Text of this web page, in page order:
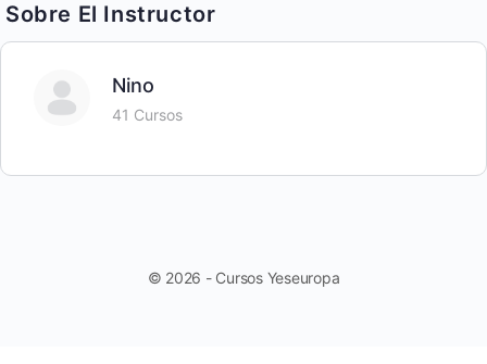
Sobre El Instructor
Nino
41 Cursos
© 2026 - Cursos Yeseuropa